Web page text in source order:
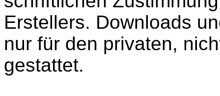
Erstellers. Downloads
nur für den privaten,
gestattet.